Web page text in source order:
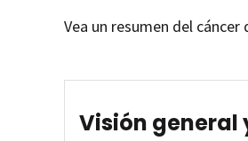
Vea un resumen del
Visión general